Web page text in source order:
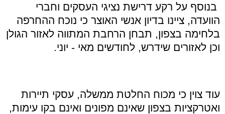
בנוסף על רקע דרישת נציגי העסקים וחברי
הוועדה, ציינו בדיון אנשי האוצר כי נוכח ההחרפה
בלחימה בצפון, תבחן הרחבת המתווה לאזור הגולן
וכן לאזורים שידרש, לחודשים מאי - יוני.
עוד צוין כי מכוח החלטת ממשלה, עסקי תיירות
ואטרקציות בצפון שאינם מפונים ואינם בקו עימות,